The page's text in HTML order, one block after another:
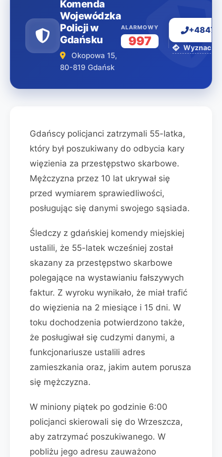
Komenda
Wojewódzka
Policji w
Gdańsku
Okopowa 15,
80-819 Gdańsk
ALARMOWY
997 Wyznacz
Gdańscy policjanci zatrzymali 55-latka,
który był poszukiwany do odbycia kary
więzienia za przestępstwo skarbowe.
Mężczyzna przez 10 lat ukrywał się
przed wymiarem sprawiedliwości,
posługując się danymi swojego sąsiada.
Śledczy z gdańskiej komendy miejskiej
ustalili, że 55-latek wcześniej został
skazany za przestępstwo skarbowe
polegające na wystawianiu fałszywych
faktur. Z wyroku wynikało, że miał trafić
do więzienia na 2 miesiące i 15 dni. W
toku dochodzenia potwierdzono także,
że posługiwał się cudzymi danymi, a
funkcjonariusze ustalili adres
zamieszkania oraz, jakim autem porusza
się mężczyzna.
W miniony piątek po godzinie 6:00
policjanci skierowali się do Wrzeszcza,
aby zatrzymać poszukiwanego. W
pobliżu jego adresu zauważono